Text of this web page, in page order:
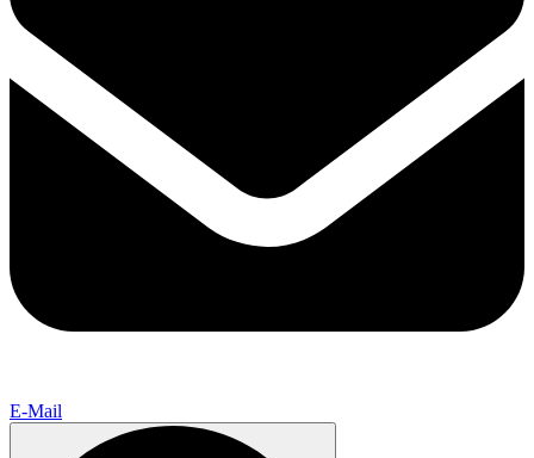
E-Mail